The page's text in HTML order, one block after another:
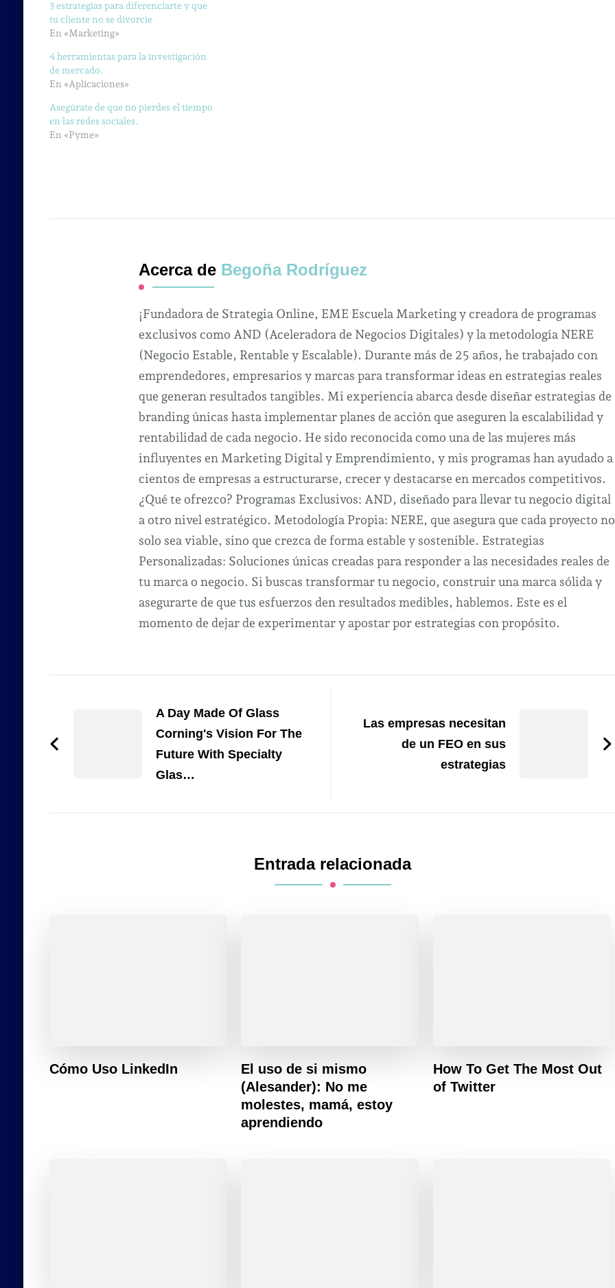
3 estrategias para diferenciarte y que
tu cliente no se divorcie
En «Marketing»
4 herramientas para la investigación
de mercado.
En «Aplicaciones»
Asegúrate de que no pierdes el tiempo
en las redes sociales.
En «Pyme»
Acerca de Begoña Rodríguez
¡Fundadora de Strategia Online, EME Escuela Marketing y creadora de programas
exclusivos como AND (Aceleradora de Negocios Digitales) y la metodología NERE
(Negocio Estable, Rentable y Escalable). Durante más de 25 años, he trabajado con
emprendedores, empresarios y marcas para transformar ideas en estrategias reales
que generan resultados tangibles. Mi experiencia abarca desde diseñar estrategias de
branding únicas hasta implementar planes de acción que aseguren la escalabilidad y
rentabilidad de cada negocio. He sido reconocida como una de las mujeres más
influyentes en Marketing Digital y Emprendimiento, y mis programas han ayudado a
cientos de empresas a estructurarse, crecer y destacarse en mercados competitivos.
¿Qué te ofrezco? Programas Exclusivos: AND, diseñado para llevar tu negocio digital
a otro nivel estratégico. Metodología Propia: NERE, que asegura que cada proyecto no
solo sea viable, sino que crezca de forma estable y sostenible. Estrategias
Personalizadas: Soluciones únicas creadas para responder a las necesidades reales de
tu marca o negocio. Si buscas transformar tu negocio, construir una marca sólida y
asegurarte de que tus esfuerzos den resultados medibles, hablemos. Este es el
momento de dejar de experimentar y apostar por estrategias con propósito.
entradas
A Day Made Of Glass
Corning's Vision For The
Future With Specialty
Glas…
Las empresas necesitan
de un FEO en sus
estrategias
Entrada relacionada
Cómo Uso LinkedIn
El uso de si mismo
(Alesander): No me
molestes, mamá, estoy
aprendiendo
How To Get The Most Out
of Twitter